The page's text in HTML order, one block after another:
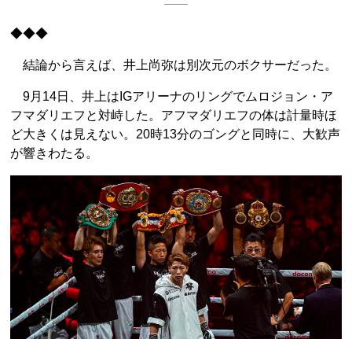
◆◆◆
結論から言えば、井上尚弥は別次元のボクサーだった。
9月14日、井上はIGアリーナのリングでムロジョン・ア
フマダリエフと対峙した。アフマダリエフの体は計量時ほ
ど大きくは見えない。20時13分のゴングと同時に、大歓声
が響きわたる。